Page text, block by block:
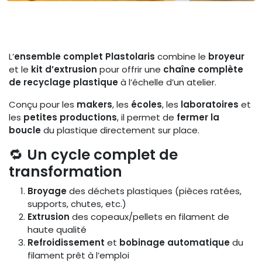
L’ensemble complet Plastolaris combine le broyeur
et le kit d’extrusion pour offrir une chaîne complète
de recyclage plastiqueà l’échelle d’un atelier.
Conçu pour les makers, les écoles, les laboratoires et
les petites productions, il permet de fermer la
boucledu plastique directement sur place.
🔁 Un cycle complet de
transformation
Broyagedes déchets plastiques (pièces ratées,
supports, chutes, etc.)
Extrusion des copeaux/pellets en filament de
haute qualité
Refroidissement et bobinage automatiquedu
filament prêt à l’emploi